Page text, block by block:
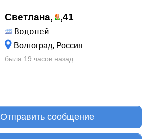
Светлана, ,41
Водолей
Волгоград, Россия
была 19 часов назад
Отправить сообщение